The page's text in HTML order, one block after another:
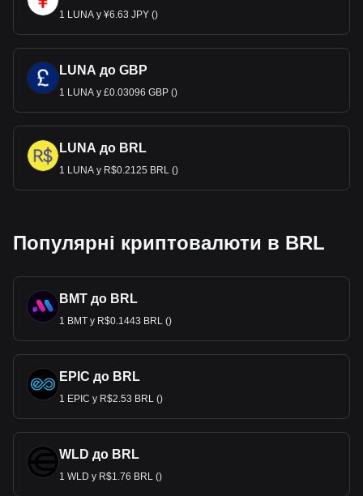
1 LUNA у ¥6.63 JPY ()
LUNA до GBP
1 LUNA у £0.03096 GBP ()
LUNA до BRL
1 LUNA у R$0.2125 BRL ()
Популярні криптовалюти в BRL
BMT до BRL
1 BMT у R$0.1443 BRL ()
EPIC до BRL
1 EPIC у R$2.53 BRL ()
WLD до BRL
1 WLD у R$1.76 BRL ()